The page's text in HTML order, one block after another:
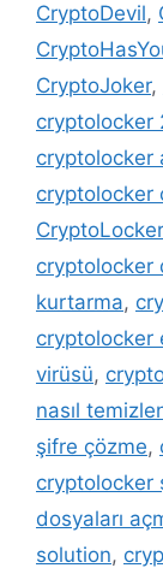
CryptoDevil,
CryptoJoker,
cryptolocker
cryptolocker
cryptolocker
cryptolocker
kurtarma,
cryptolocker
virüsü,
nasıl
şifre çözme,
cryptolocker
dosyaları
solution,